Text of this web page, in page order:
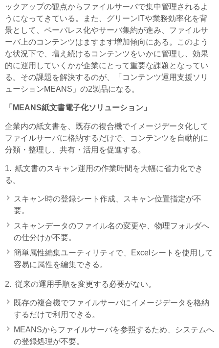
ックアップの観点からファイルサーバで集中管理されるよ
うになってきている。また、グリーンITや業務効率化を背
景として、ペーパレス化やサーバ集約が進み、ファイルサ
ーバ上のコンテンツはますます増加傾向にある。このよう
な状況下で、増え続けるコンテンツをいかに管理し、効果
的に運用していくかが企業にとって重要な課題となってい
る。その課題を解決するのが、「コンテンツ運用支援ソリ
ューションMEANS」の2製品になる。
「MEANS紙文書電子化ソリューション」
企業内の紙文書を、既存の複合機でイメージデータ化して
ファイルサーバに格納するだけで、コンテンツを自動的に
分類・整理し、共有・活用を促進する。
1. 紙文書のスキャン運用の作業時間を大幅に省力化でき
る。
スキャン時の登録シート作成、スキャン位置指定が不
要。
スキャンデータのファイル名の変更や、物理フォルダへ
の仕分けが不要。
簡単属性編集ユーティリティで、Excelシートを使用して
容易に属性を編集できる。
2. 従来の運用手順を変更する必要がない。
既存の複合機でファイルサーバにイメージデータを格納
するだけで利用できる。
MEANSからファイルサーバを参照するため、システムへ
の登録処理が不要。